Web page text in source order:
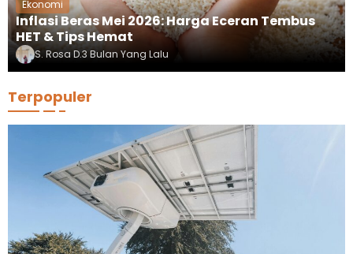
Ekonomi
Inflasi Beras Mei 2026: Harga Eceran Tembus
HET & Tips Hemat
S. Rosa D.3 Bulan Yang Lalu
Terpopuler